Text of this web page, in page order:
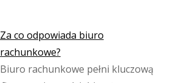
Za co odpowiada biuro
rachunkowe?
Biuro rachunkowe pełni kluczową